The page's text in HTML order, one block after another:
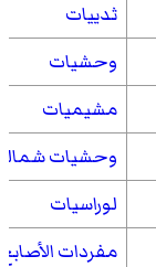
ثدييات
وحشيات
مشيميات
وحشيات
لوراسيات
مفردات الأصابع